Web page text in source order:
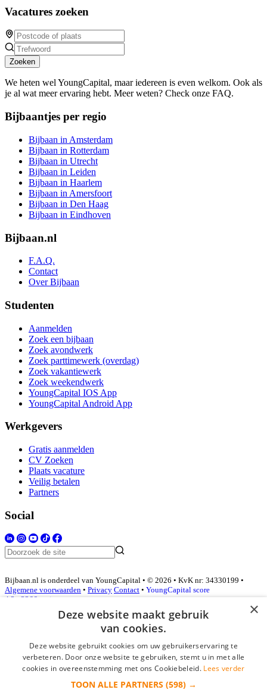
Vacatures zoeken
Zoeken
We heten wel YoungCapital, maar iedereen is even welkom. Ook als
je al wat meer ervaring hebt. Meer weten? Check onze FAQ.
Bijbaantjes per regio
Bijbaan in Amsterdam
Bijbaan in Rotterdam
Bijbaan in Utrecht
Bijbaan in Leiden
Bijbaan in Haarlem
Bijbaan in Amersfoort
Bijbaan in Den Haag
Bijbaan in Eindhoven
Bijbaan.nl
F.A.Q.
Contact
Over Bijbaan
Studenten
Aanmelden
Zoek een bijbaan
Zoek avondwerk
Zoek parttimewerk (overdag)
Zoek vakantiewerk
Zoek weekendwerk
YoungCapital IOS App
YoungCapital Android App
Werkgevers
Gratis aanmelden
CV Zoeken
Plaats vacature
Veilig betalen
Partners
Social
Bijbaan.nl is onderdeel van YoungCapital • © 2026 • KvK nr: 34330199 •
Algemene voorwaarden • Privacy Contact • YoungCapital score
4.3 - 3366 reviews
Inloggen als bedrijf
*
×
Deze website maakt gebruik
van cookies.
Deze website gebruikt cookies om uw gebruikerservaring te
verbeteren. Door onze website te gebruiken, stemt u in met alle
cookies in overeenstemming met ons Cookiebeleid. Lees verder
TOON ALLE PARTNERS (598) →